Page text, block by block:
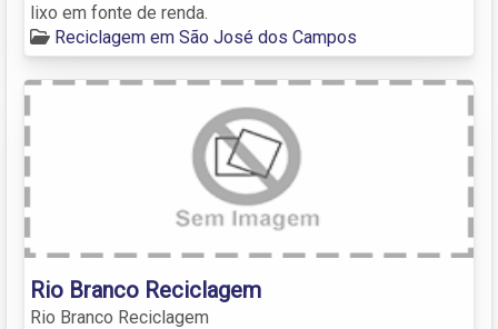
lixo em fonte de renda.
Reciclagem em São José dos Campos
Rio Branco Reciclagem
Rio Branco Reciclagem